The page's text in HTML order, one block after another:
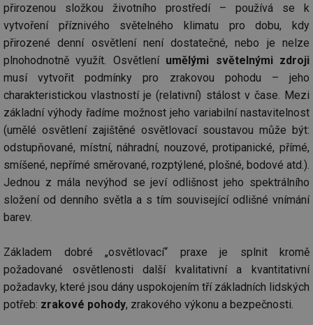
přirozenou složkou životního prostředí – používá se k
vytvoření příznivého světelného klimatu pro dobu, kdy
přirozené denní osvětlení není dostatečné, nebo je nelze
plnohodnotně využít. Osvětlení umělými světelnými zdroji
musí vytvořit podmínky pro zrakovou pohodu – jeho
charakteristickou vlastností je (relativní) stálost v čase. Mezi
základní výhody řadíme možnost jeho variabilní nastavitelnost
(umělé osvětlení zajištěné osvětlovací soustavou může být:
odstupňované, místní, náhradní, nouzové, protipanické, přímé,
smíšené, nepřímé směrované, rozptýlené, plošné, bodové atd.).
Jednou z mála nevýhod se jeví odlišnost jeho spektrálního
složení od denního světla a s tím související odlišné vnímání
barev.
Základem dobré „osvětlovací“ praxe je splnit kromě
požadované osvětlenosti další kvalitativní a kvantitativní
požadavky, které jsou dány uspokojením tří základních lidských
potřeb: zrakové pohody, zrakového výkonu a bezpečnosti.